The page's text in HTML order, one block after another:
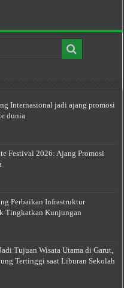
Internasional jadi ajang promosi
dunia
Festival 2026: Ajang Promosi
Perbaikan Infrastruktur
Tingkatkan Kunjungan
Tujuan Wisata Utama di Garut,
Tertinggi saat Liburan Sekolah